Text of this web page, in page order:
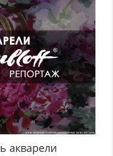
акварели